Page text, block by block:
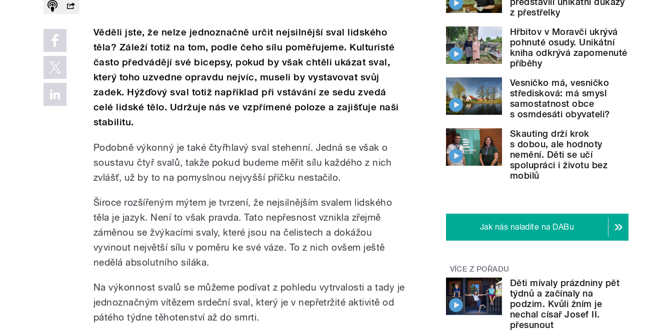
Věděli jste, že nelze jednoznačně určit nejsilnější sval lidského
těla? Záleží totiž na tom, podle čeho sílu poměřujeme. Kulturisté
často předvádějí své bicepsy, pokud by však chtěli ukázat sval,
který toho uzvedne opravdu nejvíc, museli by vystavovat svůj
zadek. Hýžďový sval totiž například při vstávání ze sedu zvedá
celé lidské tělo. Udržuje nás ve vzpřímené poloze a zajišťuje naši
stabilitu.
Podobně výkonný je také čtyřhlavý sval stehenní. Jedná se však o
soustavu čtyř svalů, takže pokud budeme měřit sílu každého z nich
zvlášť, už by to na pomyslnou nejvyšší příčku nestačilo.
Široce rozšířeným mýtem je tvrzení, že nejsilnějším svalem lidského
těla je jazyk. Není to však pravda. Tato nepřesnost vznikla zřejmě
záměnou se žvýkacími svaly, které jsou na čelistech a dokážou
vyvinout největší sílu v poměru ke své váze. To z nich ovšem ještě
nedělá absolutního siláka.
Na výkonnost svalů se můžeme podívat z pohledu vytrvalosti a tady je
jednoznačným vítězem srdeční sval, který je v nepřetržité aktivitě od
pátého týdne těhotenství až do smrti.
z přestřelky
Hřbitov v Moravči ukrývá
pohnuté osudy. Unikátní
kniha odkrývá zapomenuté
příběhy
Vesničko má, vesničko
středisková: má smysl
samostatnost obce
s osmdesáti obyvateli?
Skauting drží krok
s dobou, ale hodnoty
nemění. Děti se učí
spolupráci i životu bez
mobilů
Jak nás naladíte na DABu
VÍCE Z POŘADU
Děti mívaly prázdniny pět
týdnů a začínaly na
podzim. Kvůli žním je
nechal císař Josef II.
přesunout